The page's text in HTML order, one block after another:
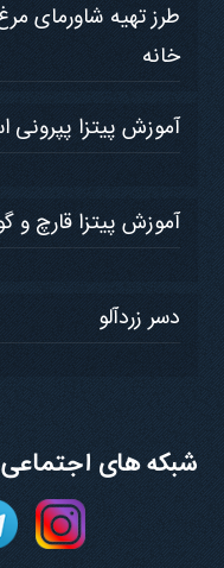
طرز تهیه شاورمای
خانه
آموزش پیتزا پپرونی
آموزش پیتزا قارچ و
دسر زردآلو
شبکه های